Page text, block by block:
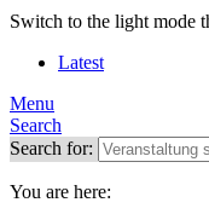
Switch to the light mode
Latest
Menu
Search
Search for:
You are here: